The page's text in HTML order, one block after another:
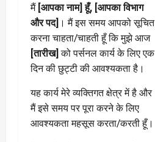
मैं[आपका नाम] हूँ, [आपका विभाग
और पद] । मैं इस समय आपको सूचित
करना चाहता/चाहती हूँ कि मुझे आज
[तारीख]को पर्सनल कार्य के लिए एक
दिन की छुट्टी की आवश्यकता है।
यह कार्य मेरे व्यक्तिगत क्षेत्र में है और
मैं इसे समय पर पूरा करने के लिए
आवश्यकता महसूस करता/करती हूँ।